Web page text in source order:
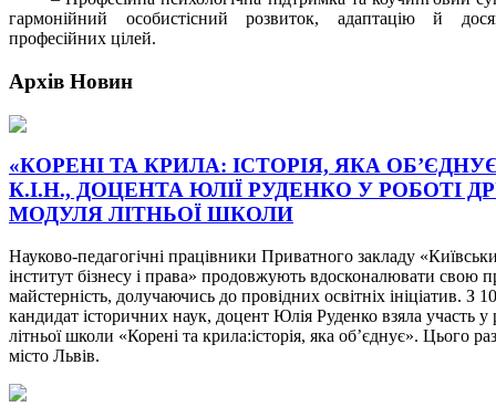
гармонійний особистісний розвиток, адаптацію й
професійних цілей.
Архів Новин
«КОРЕНІ ТА КРИЛА: ІСТОРІЯ, ЯКА
К.І.Н., ДОЦЕНТА ЮЛІЇ РУДЕНКО У РОБОТІ
МОДУЛЯ ЛІТНЬОЇ ШКОЛИ
Науково-педагогічні працівники Приватного закладу
інститут бізнесу і права» продовжують вдосконалювати свою
майстерність, долучаючись до провідних освітніх ініціатив. З
кандидат історичних наук, доцент Юлія Руденко взяла участь у
літньої школи «Корені та крила:історія, яка об’єднує». Цього
місто Львів.